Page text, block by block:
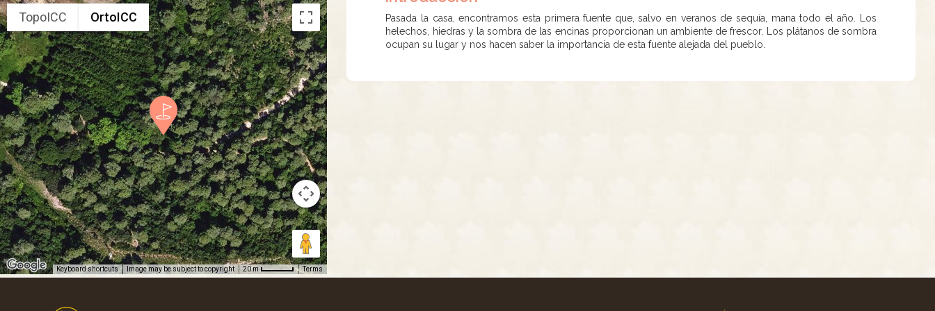
TopoICC OrtoICC
Keyboard shortcuts Image may be subject to copyright 20 m Terms
Pasada la casa, encontramos esta primera fuente que, salvo en veranos de sequía, mana todo el año. Los
helechos, hiedras y la sombra de las encinas proporcionan un ambiente de frescor. Los plátanos de sombra
ocupan su lugar y nos hacen saber la importancia de esta fuente alejada del pueblo.